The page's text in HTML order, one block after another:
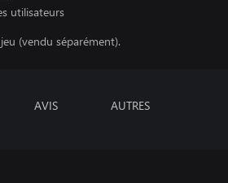
utilisateurs
(vendu séparément).
AVIS AUTRES